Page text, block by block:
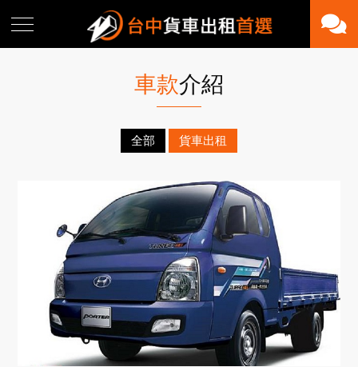
車款介紹
全部 貨車出租